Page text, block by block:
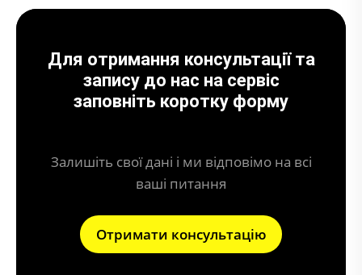
Для отримання консультації та
запису до нас на сервіс
заповніть коротку форму
Залишіть свої дані і ми відповімо на всі
ваші питання
Отримати консультацію